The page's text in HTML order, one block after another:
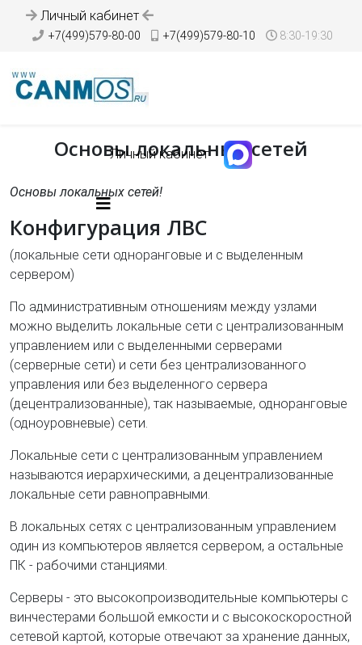
Личный кабинет
+7(499)579-80-00 +7(499)579-80-10 8:30-19:30
Личный кабинет
Основы локальных сетей
Основы локальных сетей!
Конфигурация ЛВС
(локальные сети одноранговые и с выделенным
сервером)
По административным отношениям между узлами
можно выделить локальные сети с централизованным
управлением или с выделенными серверами
(серверные сети) и сети без централизованного
управления или без выделенного сервера
(децентрализованные), так называемые, одноранговые
(одноуровневые) сети.
Локальные сети с централизованным управлением
называются иерархическими, а децентрализованные
локальные сети равноправными.
В локальных сетях с централизованным управлением
один из компьютеров является сервером, а остальные
ПК - рабочими станциями.
Серверы - это высокопроизводительные компьютеры с
винчестерами большой емкости и с высокоскоростной
сетевой картой, которые отвечают за хранение данных,